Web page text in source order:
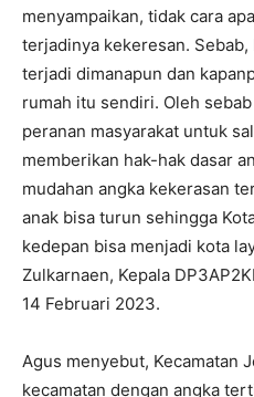
menyampaikan, tidak cara
terjadinya kekeresan.
terjadi dimanapun dan
rumah itu sendiri. Oleh
peranan masyarakat untuk
memberikan hak-hak dasar
mudahan angka kekerasan
anak bisa turun sehingga
kedepan bisa menjadi kota
Zulkarnaen, Kepala
14 Februari 2023.
Agus menyebut, Kecamatan
kecamatan dengan angka